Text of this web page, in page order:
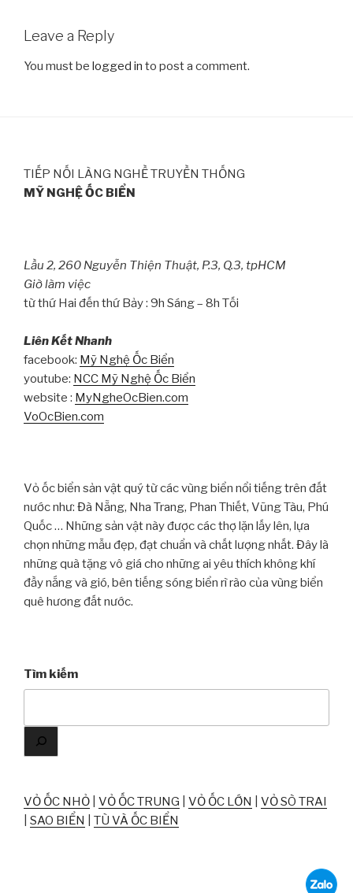
Leave a Reply
You must be logged in to post a comment.
TIẾP NỐI LÀNG NGHỀ TRUYỀN THỐNG
MỸ NGHỆ ỐC BIỂN
Lầu 2, 260 Nguyễn Thiện Thuật, P.3, Q.3, tpHCM
Giờ làm việc
từ thứ Hai đến thứ Bảy : 9h Sáng – 8h Tối
Liên Kết Nhanh
facebook: Mỹ Nghệ Ốc Biển
youtube: NCC Mỹ Nghệ Ốc Biển
website : MyNgheOcBien.com
VoOcBien.com
Vỏ ốc biển sản vật quý từ các vùng biển nổi tiếng trên đất
nước như: Đà Nẵng, Nha Trang, Phan Thiết, Vũng Tàu, Phú
Quốc … Những sản vật này được các thợ lặn lấy lên, lựa
chọn những mẫu đẹp, đạt chuẩn và chất lượng nhất. Đây là
những quà tặng vô giá cho những ai yêu thích không khí
đầy nắng và gió, bên tiếng sóng biển rì rào của vùng biển
quê hương đất nước.
Tìm kiếm
VỎ ỐC NHỎ VỎ ỐC TRUNG VỎ ỐC LỚN
VỎ SÒ TRAI
SAO BIỂN TÙ VÀ ỐC BIỂN